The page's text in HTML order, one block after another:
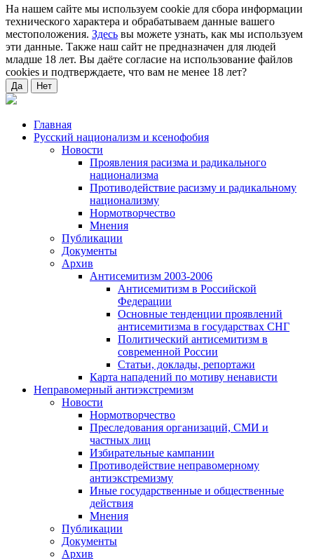
На нашем сайте мы используем cookie для сбора информации
технического характера и обрабатываем данные вашего
местоположения. Здесь вы можете узнать, как мы используем
эти данные. Также наш сайт не предназначен для людей
младше 18 лет. Вы даёте согласие на использование файлов
cookies и подтверждаете, что вам не менее 18 лет?
Да Нет
Главная
Русский национализм и ксенофобия
Новости
Проявления расизма и радикального
национализма
Противодействие расизму и радикальному
национализму
Нормотворчество
Мнения
Публикации
Документы
Архив
Антисемитизм 2003-2006
Антисемитизм в Российской
Федерации
Основные тенденции проявлений
антисемитизма в государствах СНГ
Политический антисемитизм в
современной России
Статьи, доклады, репортажи
Карта нападений по мотиву ненависти
Неправомерный антиэкстремизм
Новости
Нормотворчество
Преследования организаций, СМИ и
частных лиц
Избирательные кампании
Противодействие неправомерному
антиэкстремизму
Иные государственные и общественные
действия
Мнения
Публикации
Документы
Архив